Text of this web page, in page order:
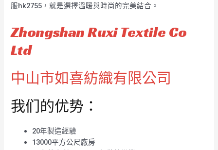
服hk2755，就是選擇溫暖與時尚的完美結合。
Zhongshan Ruxi Textile Co
Ltd
中山市如喜紡織有限公司
我们的优势：
20年製造經驗
13000平方公尺廠房